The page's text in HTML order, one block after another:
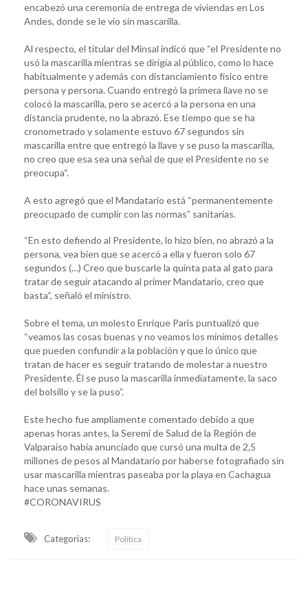
encabezó una ceremonia de entrega de viviendas en Los
Andes, donde se le vio sin mascarilla.
Al respecto, el titular del Minsal indicó que “el Presidente no
usó la mascarilla mientras se dirigía al público, como lo hace
habitualmente y además con distanciamiento físico entre
persona y persona. Cuando entregó la primera llave no se
colocó la mascarilla, pero se acercó a la persona en una
distancia prudente, no la abrazó. Ese tiempo que se ha
cronometrado y solamente estuvo 67 segundos sin
mascarilla entre que entregó la llave y se puso la mascarilla,
no creo que esa sea una señal de que el Presidente no se
preocupa“.
A esto agregó que el Mandatario está “permanentemente
preocupado de cumplir con las normas” sanitarias.
“En esto defiendo al Presidente, lo hizo bien, no abrazó a la
persona, vea bien que se acercó a ella y fueron solo 67
segundos (…) Creo que buscarle la quinta pata al gato para
tratar de seguir atacando al primer Mandatario, creo que
basta“, señaló el ministro.
Sobre el tema, un molesto Enrique Paris puntualizó que
“veamos las cosas buenas y no veamos los mínimos detalles
que pueden confundir a la población y que lo único que
tratan de hacer es seguir tratando de molestar a nuestro
Presidente. Él se puso la mascarilla inmediatamente, la saco
del bolsillo y se la puso”.
Este hecho fue ampliamente comentado debido a que
apenas horas antes, la Seremi de Salud de la Región de
Valparaíso había anunciado que cursó una multa de 2,5
millones de pesos al Mandatario por haberse fotografiado sin
usar mascarilla mientras paseaba por la playa en Cachagua
hace unas semanas.
#CORONAVIRUS
Categorias: Política